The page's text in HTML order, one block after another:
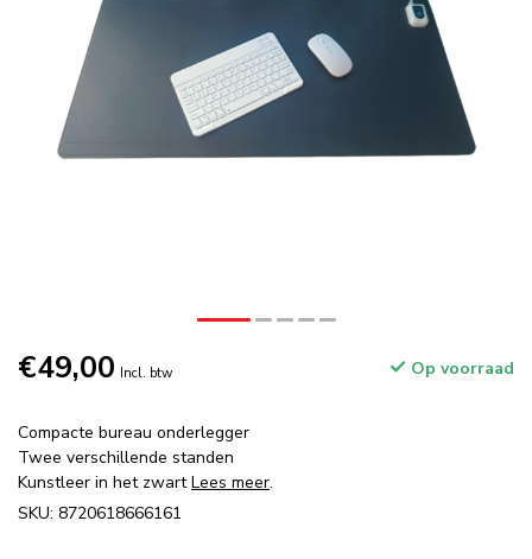
€49,00 Incl. btw Op voorraad
Compacte bureau onderlegger
Twee verschillende standen
Kunstleer in het zwartLees meer.
SKU: 8720618666161